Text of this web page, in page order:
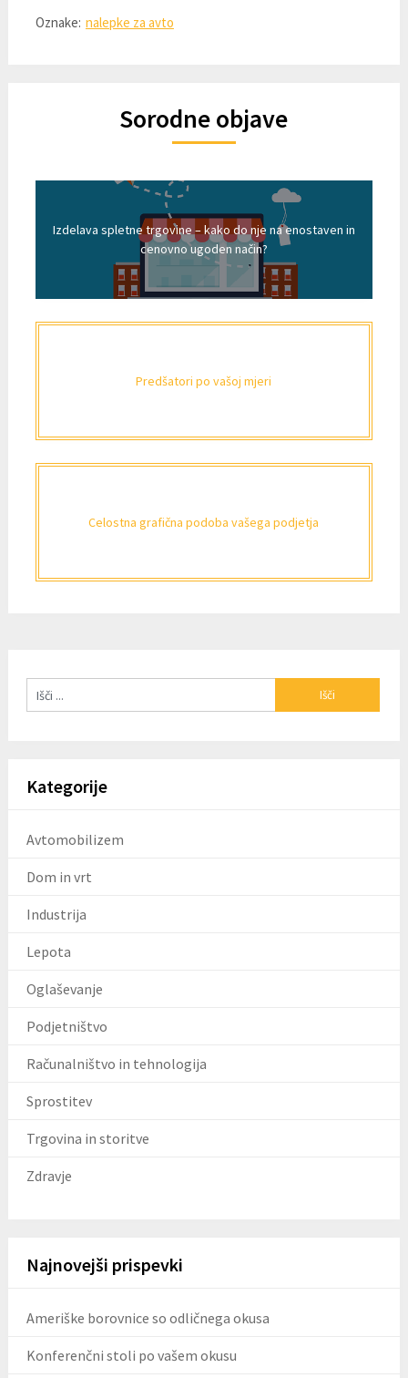
Oznake: nalepke za avto
Sorodne objave
Izdelava spletne trgovine – kako do nje na enostaven in
cenovno ugoden način?
Predšatori po vašoj mjeri
Celostna grafična podoba vašega podjetja
Kategorije
Avtomobilizem
Dom in vrt
Industrija
Lepota
Oglaševanje
Podjetništvo
Računalništvo in tehnologija
Sprostitev
Trgovina in storitve
Zdravje
Najnovejši prispevki
Ameriške borovnice so odličnega okusa
Konferenčni stoli po vašem okusu